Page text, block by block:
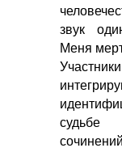
звук
Меня
судьбе